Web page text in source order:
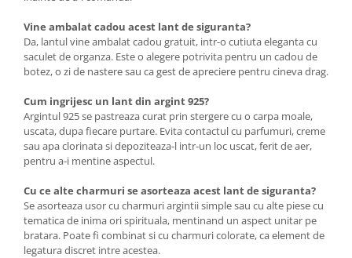
Vine ambalat cadou acest lant de siguranta?
Da, lantul vine ambalat cadou gratuit, intr-o cutiuta eleganta cu
saculet de organza. Este o alegere potrivita pentru un cadou de
botez, o zi de nastere sau ca gest de apreciere pentru cineva drag.
Cum ingrijesc un lant din argint 925?
Argintul 925 se pastreaza curat prin stergere cu o carpa moale,
uscata, dupa fiecare purtare. Evita contactul cu parfumuri, creme
sau apa clorinata si depoziteaza-l intr-un loc uscat, ferit de aer,
pentru a-i mentine aspectul.
Cu ce alte charmuri se asorteaza acest lant de siguranta?
Se asorteaza usor cu charmuri argintii simple sau cu alte piese cu
tematica de inima ori spirituala, mentinand un aspect unitar pe
bratara. Poate fi combinat si cu charmuri colorate, ca element de
legatura discret intre acestea.